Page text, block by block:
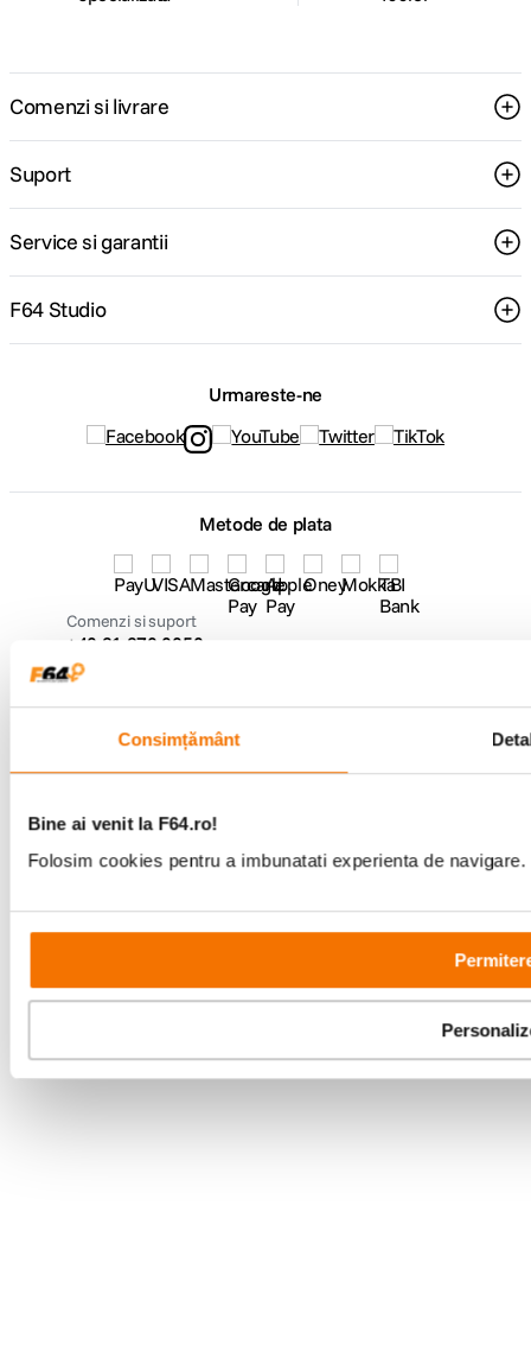
Consimțământ
Bine ai venit la F64.ro!
Folosim cookies pentru a imbunatati experienta de
Comenzi si livrare
Suport
Service si garantii
F64 Studio
Urmareste-ne
Metode de plata
Comenzi si suport
+40 21 270 0050
Program de lucru
09:00 - 21:00
Showroom
Bd-ul Unirii 64, Bucuresti
Copyright © F64 2001 - 2026